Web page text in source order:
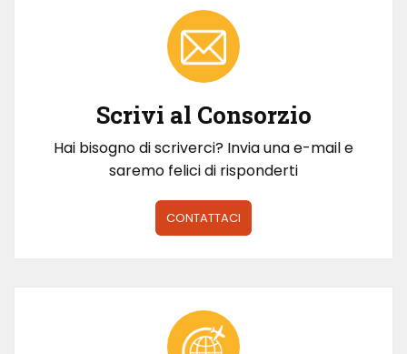
Scrivi al Consorzio
Hai bisogno di scriverci? Invia una e-mail e
saremo felici di risponderti
CONTATTACI